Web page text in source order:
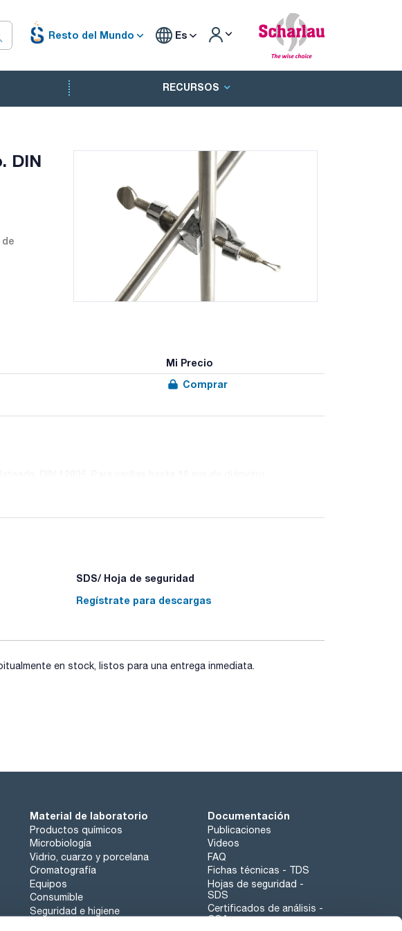
Resto del Mundo Es
RECURSOS
DIN
de
Mi Precio
Comprar
SDS/ Hoja de seguridad
Regístrate para descargas
en stock, listos para una entrega inmediata.
Material de laboratorio
Productos químicos
Microbiología
Vidrio, cuarzo y porcelana
Cromatografía
Equipos
Consumible
Seguridad e higiene
Documentación
Publicaciones
Videos
FAQ
Fichas técnicas - TDS
Hojas de seguridad -
SDS
Certificados de análisis -
COA